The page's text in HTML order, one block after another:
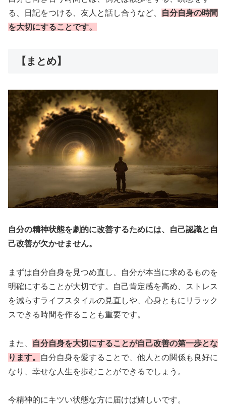
る、日記をつける、友人と話し合うなど、
自分自身の時間
を大切にすることです。
【まとめ】
自分の精神状態を劇的に改善するためには、自己認識と自
己改善が欠かせません。
まずは自分自身を見つめ直し、自分が本当に求めるものを
明確にすることが大切です。自己肯定感を高め、ストレス
を減らすライフスタイルの見直しや、心身ともにリラック
スできる時間を作ることも重要です。
また、
自分自身を大切にすることが自己改善の第一歩とな
ります。
自分自身を愛することで、他人との関係も良好に
なり、幸せな人生を歩むことができるでしょう。
今精神的にキツい状態な方に届けば嬉しいです。